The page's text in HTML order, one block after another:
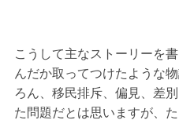
こうして主なストーリーを
んだか取ってつけたような
ろん、移民排斥、偏見、差
た問題だとは思いますが、